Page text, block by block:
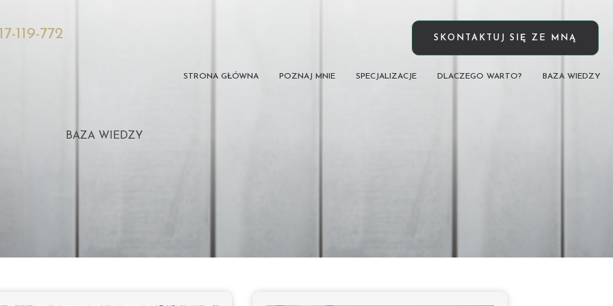
119-772 SKONTAKTUJ SIĘ ZE MNĄ
STRONA GŁÓWNA POZNAJ MNIE SPECJALIZACJE DLACZEGO WARTO? BAZA WIEDZY
BAZA WIEDZY